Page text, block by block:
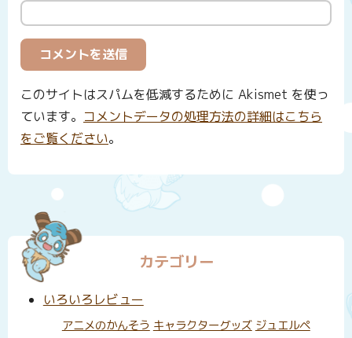
このサイトはスパムを低減するために Akismet を使っ
ています。 コメントデータの処理方法の詳細はこちら
をご覧ください。
カテゴリー
いろいろレビュー
アニメのかんそう キャラクターグッズ ジュエルペ